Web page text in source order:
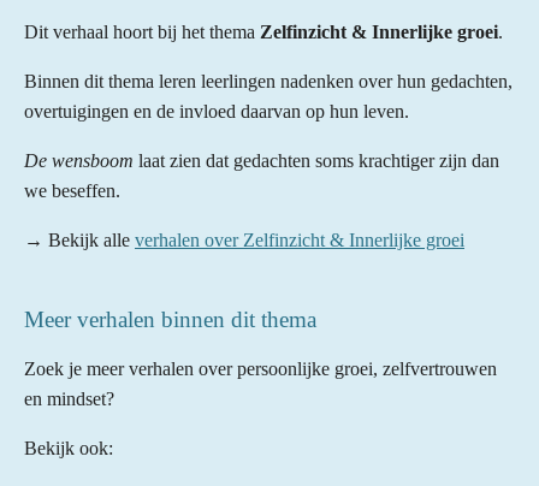
Dit verhaal hoort bij het thema Zelfinzicht & Innerlijke groei.
Binnen dit thema leren leerlingen nadenken over hun gedachten,
overtuigingen en de invloed daarvan op hun leven.
De wensboom laat zien dat gedachten soms krachtiger zijn dan
we beseffen.
→ Bekijk alle verhalen over Zelfinzicht & Innerlijke groei
Meer verhalen binnen dit thema
Zoek je meer verhalen over persoonlijke groei, zelfvertrouwen
en mindset?
Bekijk ook: